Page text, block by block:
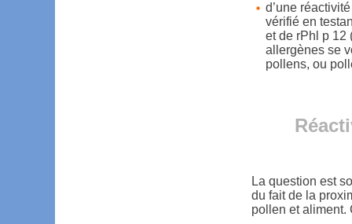
d’une
vérifié en
et de rPhl p 12
allergènes se
pollens, ou
La question est
du fait de la
pollen et